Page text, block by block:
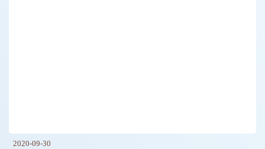
2020-09-30